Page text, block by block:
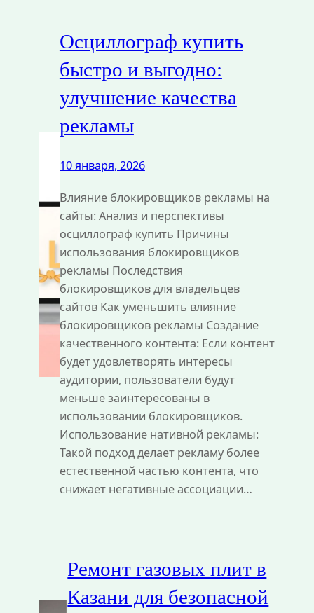
Осциллограф купить
быстро и выгодно:
улучшение качества
рекламы
10 января, 2026
Влияние блокировщиков рекламы на
сайты: Анализ и перспективы
осциллограф купить Причины
использования блокировщиков
рекламы Последствия
блокировщиков для владельцев
сайтов Как уменьшить влияние
блокировщиков рекламы Создание
качественного контента: Если контент
будет удовлетворять интересы
аудитории, пользователи будут
меньше заинтересованы в
использовании блокировщиков.
Использование нативной рекламы:
Такой подход делает рекламу более
естественной частью контента, что
снижает негативные ассоциации…
Ремонт газовых плит в
Казани для безопасной